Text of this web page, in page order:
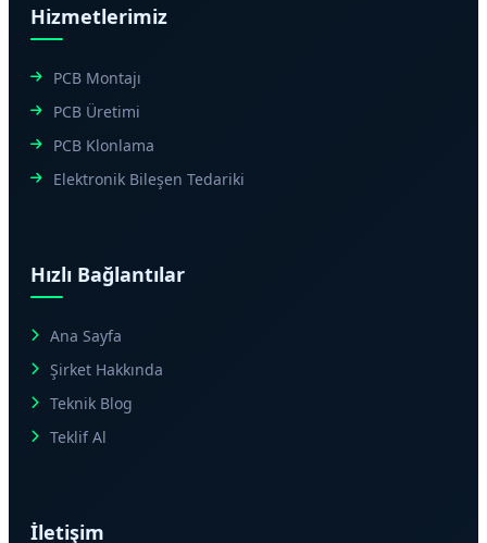
Hizmetlerimiz
PCB Montajı
PCB Üretimi
PCB Klonlama
Elektronik Bileşen Tedariki
Hızlı Bağlantılar
Ana Sayfa
Şirket Hakkında
Teknik Blog
Teklif Al
İletişim